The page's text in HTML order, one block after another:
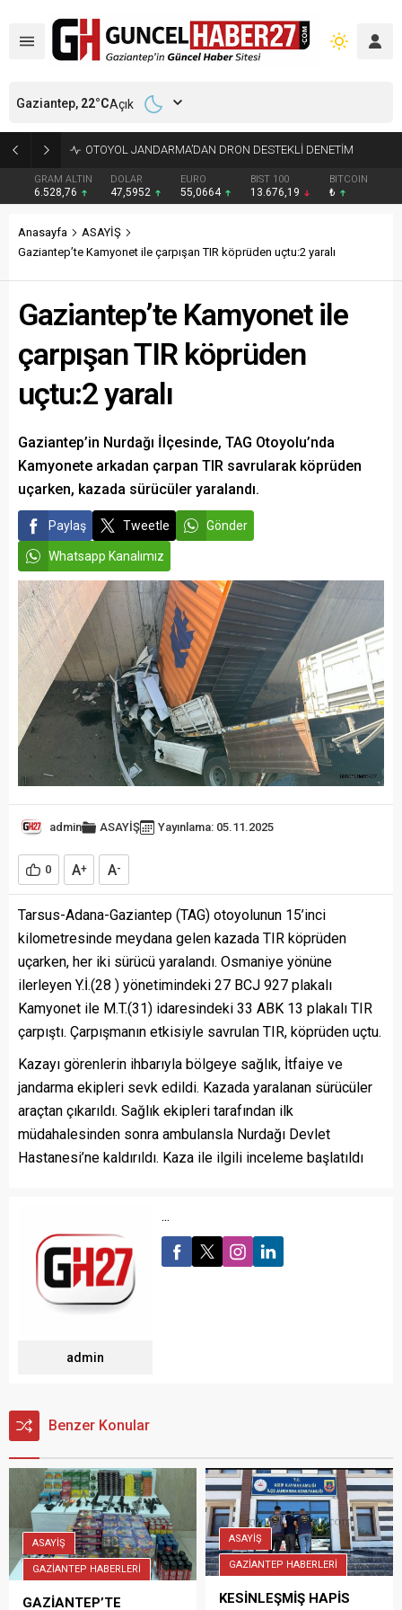
OTOYOL JANDARMA’DAN DRON DESTEKLİ DENETİM
GRAM ALTIN
6.528,76
DOLAR
47,5952
EURO
55,0664
BIST 100
13.676,19
BITCOIN
₺
Gaziantep, 22°CAçık
Anasayfa
ASAYİŞ
Gaziantep’te Kamyonet ile çarpışan TIR köprüden uçtu:2 yaralı
Gaziantep’te Kamyonet ile
çarpışan TIR köprüden
uçtu:2 yaralı
Gaziantep’in Nurdağı İlçesinde, TAG Otoyolu’nda
Kamyonete arkadan çarpan TIR savrularak köprüden
uçarken, kazada sürücüler yaralandı.
Paylaş Tweetle Gönder
Whatsapp Kanalımız
admin ASAYİŞ Yayınlama: 05.11.2025
0 A+ A-
Tarsus-Adana-Gaziantep (TAG) otoyolunun 15’inci
kilometresinde meydana gelen kazada TIR köprüden
uçarken, her iki sürücü yaralandı. Osmaniye yönüne
ilerleyen Y.İ.(28 ) yönetimindeki 27 BCJ 927 plakalı
Kamyonet ile M.T.(31) idaresindeki 33 ABK 13 plakalı TIR
çarpıştı. Çarpışmanın etkisiyle savrulan TIR, köprüden uçtu.
Kazayı görenlerin ihbarıyla bölgeye sağlık, İtfaiye ve
jandarma ekipleri sevk edildi. Kazada yaralanan sürücüler
araçtan çıkarıldı. Sağlık ekipleri tarafından ilk
müdahalesinden sonra ambulansla Nurdağı Devlet
Hastanesi’ne kaldırıldı. Kaza ile ilgili inceleme başlatıldı
admin
...
Benzer Konular
ASAYİŞ
GAZİANTEP HABERLERİ
GAZİANTEP’TE
ASAYİŞ
GAZİANTEP HABERLERİ
KESİNLEŞMİŞ HAPİS